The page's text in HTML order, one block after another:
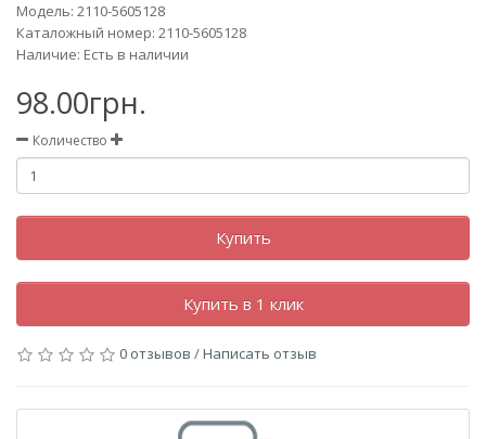
Модель: 2110-5605128
Каталожный номер: 2110-5605128
Наличие: Есть в наличии
98.00грн.
Количество
Купить
Купить в 1 клик
0 отзывов /Написать отзыв